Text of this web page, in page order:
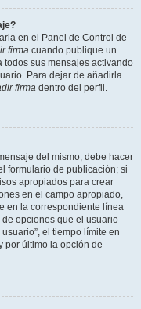
en el Panel de Control de
firma cuando publique un
todos sus mensajes activando
Para dejar de añadirla
firma dentro del perfil.
del mismo, debe hacer
formulario de publicación; si
apropiados para crear
en el campo apropiado,
en la correspondiente línea
opciones que el usuario
el tiempo límite en
por último la opción de